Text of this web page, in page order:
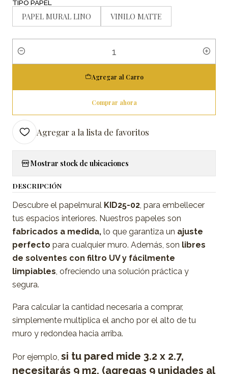
TIPO PAPEL
PAPEL MURAL LINO VINILO MATTE
Cantidad
Agregar al Carro
Comprar ahora
Agregar a la lista de favoritos
Mostrar stock de ubicaciones
DESCRIPCIÓN
Descubre el papelmural KID25-02, para embellecer
tus espacios interiores. Nuestros papeles son
fabricados a medida, lo que garantiza un ajuste
perfecto para cualquier muro. Además, son libres
de solventes con filtro UV y fácilmente
limpiables, ofreciendo una solución práctica y
segura.
Para calcular la cantidad necesaria a comprar,
simplemente multiplica el ancho por el alto de tu
muro y redondea hacia arriba.
Por ejemplo, si tu pared mide 3.2 x 2.7,
necesitarás 9 m2. (agregas 9 unidades al